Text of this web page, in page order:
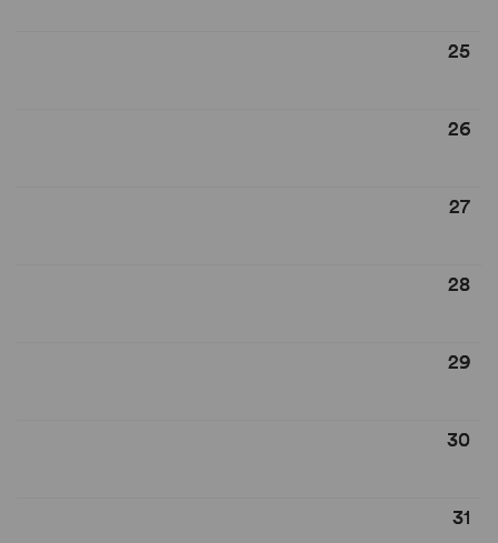
25
26
27
28
29
30
31